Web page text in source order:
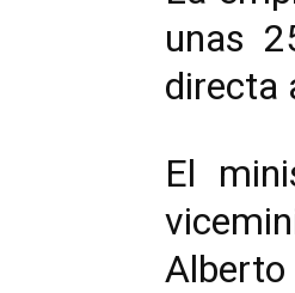
unas
directa
El